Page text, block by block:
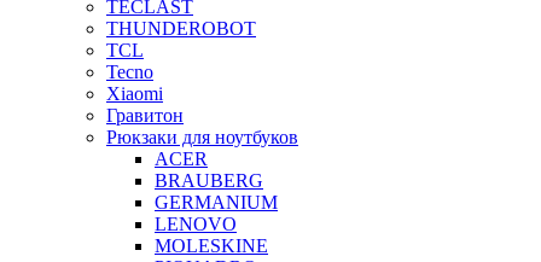
TECLAST
THUNDEROBOT
TCL
Tecno
Xiaomi
Гравитон
Рюкзаки для ноутбуков
ACER
BRAUBERG
GERMANIUM
LENOVO
MOLESKINE